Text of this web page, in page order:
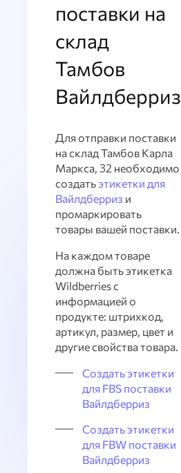
поставки на
склад
Тамбов
Вайлдберриз
Для отправки поставки
на склад Тамбов Карла
Маркса, 32 необходимо
создать этикетки для
Вайлдберриз и
промаркировать
товары вашей поставки.
На каждом товаре
должна быть этикетка
Wildberries с
информацией о
продукте: штрихкод,
артикул, размер, цвет и
другие свойства товара.
Создать этикетки
для FBS поставки
Вайлдберриз
Создать этикетки
для FBW поставки
Вайлдберриз